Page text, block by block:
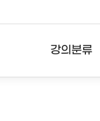
강의분류